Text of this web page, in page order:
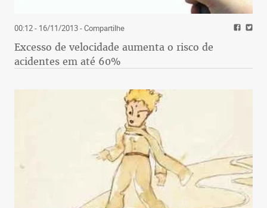
00:12 - 16/11/2013- Compartilhe
Excesso de velocidade aumenta o risco de
acidentes em até 60%